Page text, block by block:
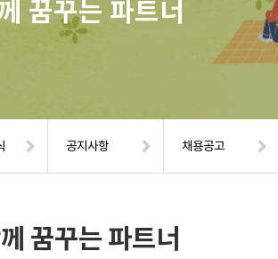
꿈꾸는 파트너
공지사항 채용공고
꿈꾸는 파트너